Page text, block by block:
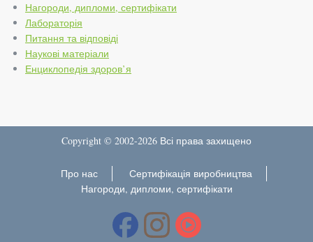
Нагороди, дипломи, сертифікати
Лабораторія
Питання та відповіді
Наукові матеріали
Енциклопедія здоров’я
Copyright © 2002-2026 Всі права захищено
Про нас
Сертифікація виробництва
Нагороди, дипломи, сертифікати